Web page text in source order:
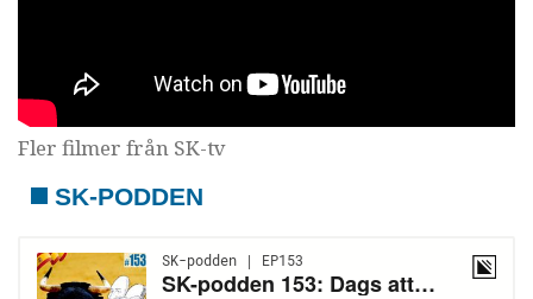
Fler filmer från SK-tv
SK-PODDEN